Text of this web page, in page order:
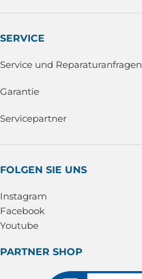
SERVICE
Service und Reparaturanfragen
Garantie
Servicepartner
FOLGEN SIE UNS
Instagram
Facebook
Youtube
PARTNER SHOP